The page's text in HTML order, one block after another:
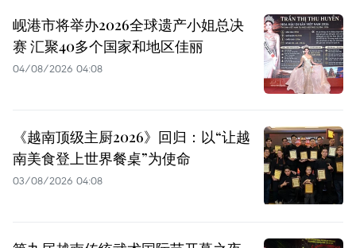
岘港市将举办2026全球遗产小姐总决
赛 汇聚40多个国家和地区佳丽
04/08/2026 04:08
《越南顶级主厨2026》回归：以“让越
南美食登上世界餐桌”为使命
03/08/2026 04:08